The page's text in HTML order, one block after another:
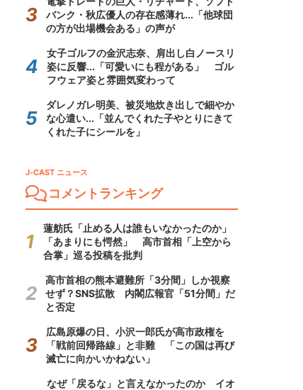
バンク・秋広優人の存在感薄れ...「他球団
の方が出場機会ある」の声が
女子ゴルフの金沢志奈、肩出し白ノースリ
姿に反響...「可愛いにも程がある」 ゴル
フウェア姿と雰囲気変わって
ダレノガレ明美、被災地炊き出しで細やか
な心遣い...「並んでくれた子やとりにきて
くれた子にシールを」
J-CAST ニュース
コメントランキング
蓮舫氏「止める人は誰もいなかったのか」
「あまりにも愕然」 高市首相「上空から
合掌」巡る投稿を批判
高市首相の熊本避難所「3分間」しか視察
せず？SNS拡散 内閣広報官「51分間」だ
と否定
広島原爆の日、小沢一郎氏が高市政権を
「戦前回帰路線」と非難 「この国は再び
滅亡に向かいかねない」
なぜ「戻るな」と言えなかったのか イオ